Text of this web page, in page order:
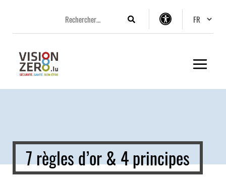
menu
contenu
pied
Rechercher
Options
7 règles d’or & 4 principes